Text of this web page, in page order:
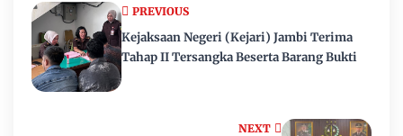
NEXT
PREVIOUS
Kejaksaan Negeri (Kejari) Jambi Terima
Tahap II Tersangka Beserta Barang Bukti